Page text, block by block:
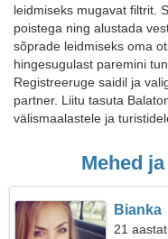
leidmiseks mugavat filtrit.
poistega ning alustada
sõprade leidmiseks oma
hingesugulast paremini
Registreeruge saidil ja
partner. Liitu tasuta
välismaalastele ja
Mehed
Bianka
21